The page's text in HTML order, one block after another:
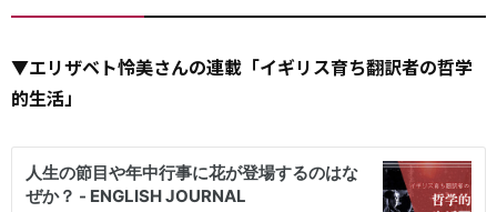
▼エリザベト怜美さんの連載「イギリス育ち翻訳者の哲学
的生活」